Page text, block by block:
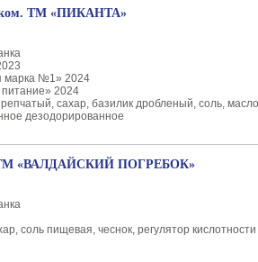
ТМ «ПИКАНТА»
марка №1» 2024
2024
сахар, базилик дробленый, соль, масло
дезодорированное
ТМ «ВАЛДАЙСКИЙ ПОГРЕБОК»
соль пищевая, чеснок, регулятор